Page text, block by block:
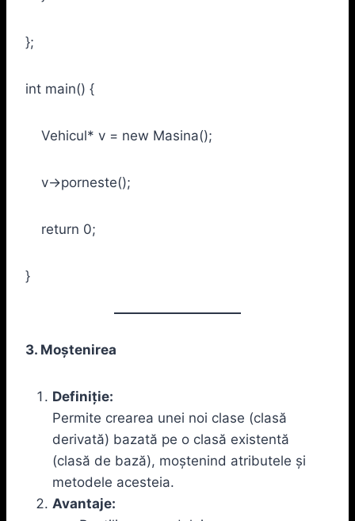
};
int main() {
Vehicul* v = new Masina();
v->porneste();
return 0;
}
3. Moștenirea
Definiție:
Permite crearea unei noi clase (clasă
derivată) bazată pe o clasă existentă
(clasă de bază), moștenind atributele și
metodele acesteia.
Avantaje: